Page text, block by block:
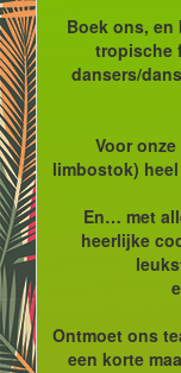
Boek ons,
tropische
dansers/
Voor
limbostok)
En… met
heerlijke
Ontmoet ons
een korte